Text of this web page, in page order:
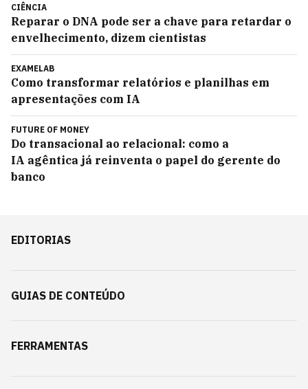
CIÊNCIA
Reparar o DNA pode ser a chave para retardar o
envelhecimento, dizem cientistas
EXAMELAB
Como transformar relatórios e planilhas em
apresentações com IA
FUTURE OF MONEY
Do transacional ao relacional: como a
IA agêntica já reinventa o papel do gerente do
banco
EDITORIAS
GUIAS DE CONTEÚDO
FERRAMENTAS